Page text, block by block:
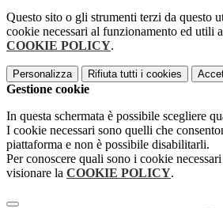
Questo sito o gli strumenti terzi da questo
cookie necessari al funzionamento ed utili
COOKIE POLICY.
Personalizza Rifiuta tutti i cookies
Gestione cookie
In questa schermata è possibile scegliere
I cookie necessari sono quelli che
piattaforma e non è possibile disabilitarli.
Per conoscere quali sono i cookie
visionare la COOKIE POLICY.